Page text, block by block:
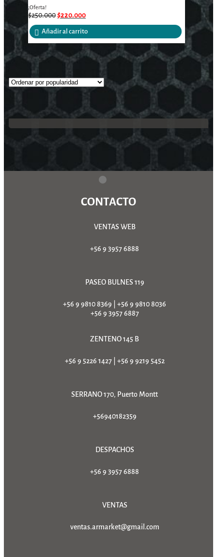
¡Oferta!
$250.000$220.000
Añadir al carrito
CONTACTO
VENTAS WEB
+56 9 3957 6888
PASEO BULNES 119
+56 9 9810 8369
+56 9 9810 8036
+56 9 3957 6887
ZENTENO 145 B
+56 9 5226 1427| +56 9 9219 5452
SERRANO 170, Puerto Montt
+56940182359
DESPACHOS
+56 9 3957 6888
VENTAS
ventas.armarket@gmail.com